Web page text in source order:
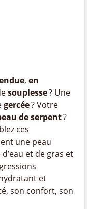
, en
souplesse? Une
gercée? Votre
de serpent?
ces
une peau
et de gras et
et
son confort, son